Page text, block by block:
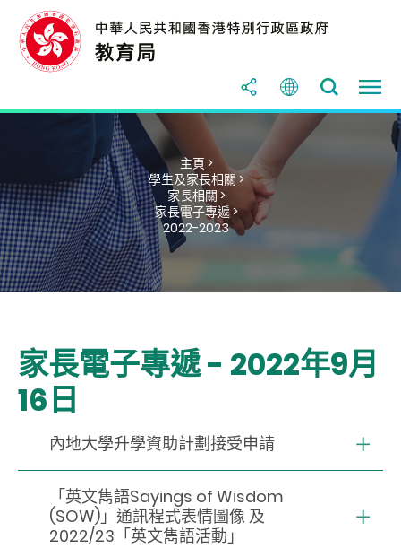
主頁 >
學生及家長相關 >
家長相關 >
家長電子專遞 >
2022-2023
家長電子專遞 - 2022年9月
16日
內地大學升學資助計劃接受申請
「英文雋語Sayings of Wisdom
(SOW)」通訊程式表情圖像 及
2022/23「英文雋語活動」